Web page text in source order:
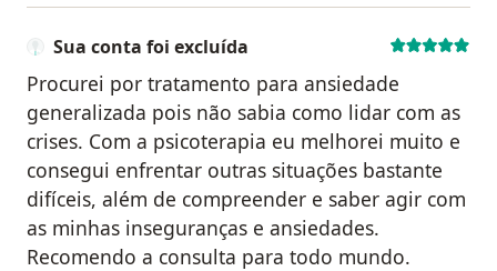
Sua conta foi excluída
Procurei por tratamento para ansiedade
generalizada pois não sabia como lidar com as
crises. Com a psicoterapia eu melhorei muito e
consegui enfrentar outras situações bastante
difíceis, além de compreender e saber agir com
as minhas inseguranças e ansiedades.
Recomendo a consulta para todo mundo.